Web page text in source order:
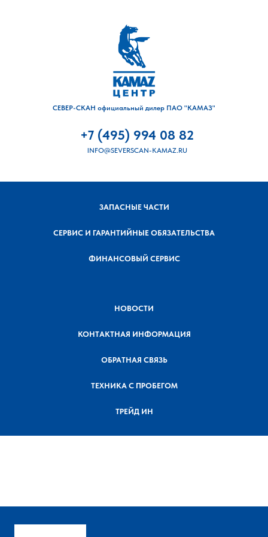
СЕВЕР-СКАН официальный дилер ПАО "КАМАЗ"
+7 (495) 994 08 82
INFO@SEVERSCAN-KAMAZ.RU
ЗАПАСНЫЕ ЧАСТИ
СЕРВИС И ГАРАНТИЙНЫЕ ОБЯЗАТЕЛЬСТВА
ФИНАНСОВЫЙ СЕРВИС
НОВОСТИ
КОНТАКТНАЯ ИНФОРМАЦИЯ
ОБРАТНАЯ СВЯЗЬ
ТЕХНИКА С ПРОБЕГОМ
ТРЕЙД ИН